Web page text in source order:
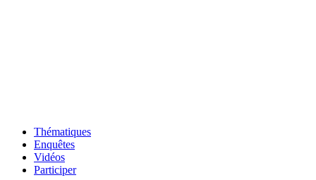
Thématiques
Enquêtes
Vidéos
Participer